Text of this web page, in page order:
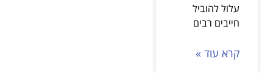
עלול להוביל
חייבים רבים
קרא עוד »